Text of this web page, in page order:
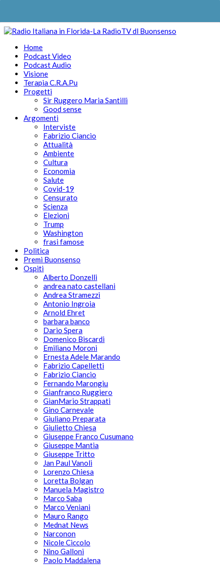
Home
Podcast Video
Podcast Audio
Visione
Terapia C.R.A.Pu
Progetti
Sir Ruggero Maria Santilli
Good sense
Argomenti
Interviste
Fabrizio Ciancio
Attualità
Ambiente
Cultura
Economia
Salute
Covid-19
Censurato
Scienza
Elezioni
Trump
Washington
frasi famose
Politica
Premi Buonsenso
Ospiti
Alberto Donzelli
andrea nato castellani
Andrea Stramezzi
Antonio Ingroia
Arnold Ehret
barbara banco
Dario Spera
Domenico Biscardi
Emiliano Moroni
Ernesta Adele Marando
Fabrizio Capelletti
Fabrizio Ciancio
Fernando Marongiu
Gianfranco Ruggiero
GianMario Strappati
Gino Carnevale
Giuliano Preparata
Giulietto Chiesa
Giuseppe Franco Cusumano
Giuseppe Mantia
Giuseppe Tritto
Jan Paul Vanoli
Lorenzo Chiesa
Loretta Bolgan
Manuela Magistro
Marco Saba
Marco Veniani
Mauro Rango
Mednat News
Narconon
Nicole Ciccolo
Nino Galloni
Paolo Maddalena